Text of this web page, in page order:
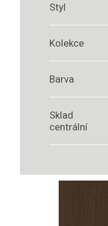
Styl
Kolekce
Barva
Sklad
centrální